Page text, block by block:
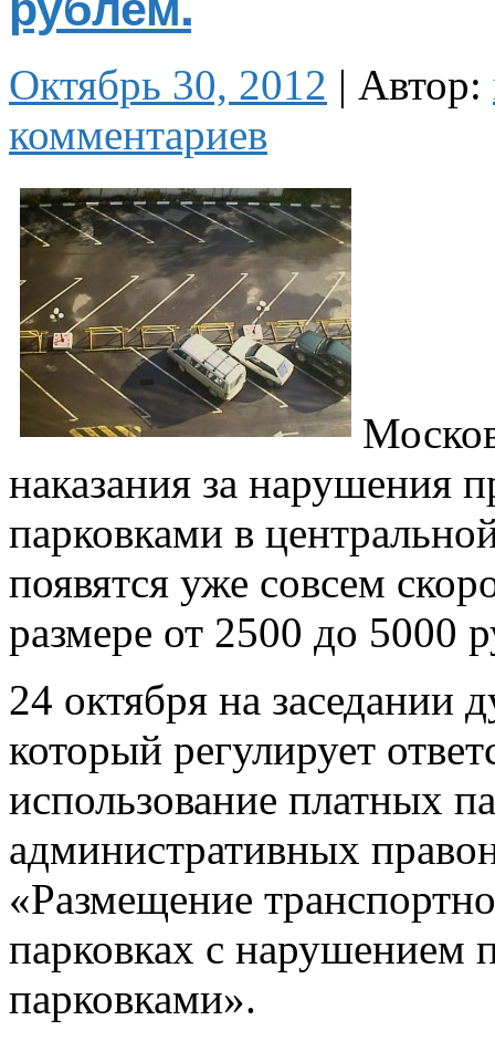
Октябрь 30, 2012 | Автор:
комментариев
наказания за нарушения
парковками в
появятся уже совсем
размере от 2500 до 5000
24 октября на заседании
который регулирует
использование платных
административных
«Размещение
парковках с нарушением
парковками».